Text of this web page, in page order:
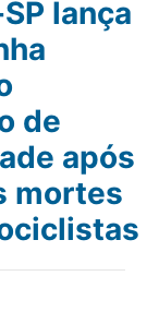
lança
de
após
mortes